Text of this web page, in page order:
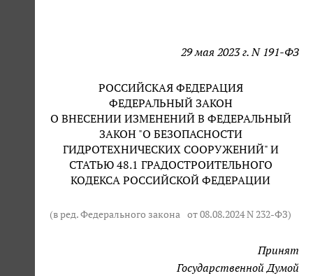
29 мая 2023 г. N 191-ФЗ
РОССИЙСКАЯ ФЕДЕРАЦИЯ
ФЕДЕРАЛЬНЫЙ ЗАКОН
О ВНЕСЕНИИ ИЗМЕНЕНИЙ В ФЕДЕРАЛЬНЫЙ
ЗАКОН "О БЕЗОПАСНОСТИ
ГИДРОТЕХНИЧЕСКИХ СООРУЖЕНИЙ" И
СТАТЬЮ 48.1 ГРАДОСТРОИТЕЛЬНОГО
КОДЕКСА РОССИЙСКОЙ ФЕДЕРАЦИИ
(в ред. Федерального закона от 08.08.2024 N 232-ФЗ)
Принят
Государственной Думой